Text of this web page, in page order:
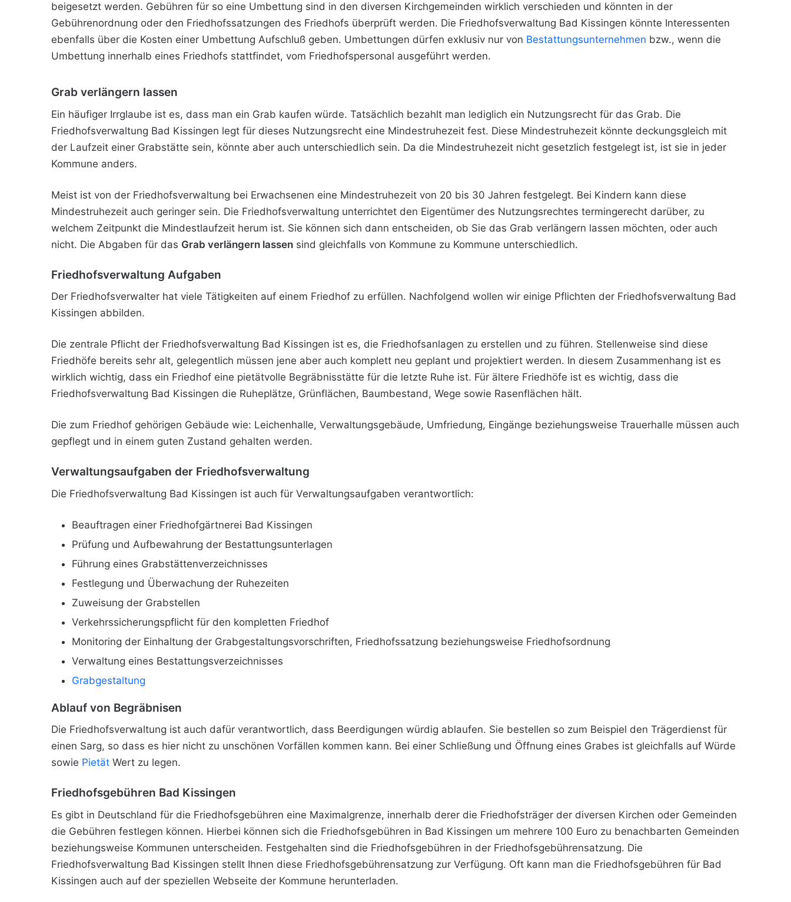
beigesetzt werden. Gebühren für so eine Umbettung sind in den diversen Kirchgemeinden wirklich verschieden und könnten in der
Gebührenordnung oder den Friedhofssatzungen des Friedhofs überprüft werden. Die Friedhofsverwaltung Bad Kissingen könnte Interessenten
ebenfalls über die Kosten einer Umbettung Aufschluß geben. Umbettungen dürfen exklusiv nur von Bestattungsunternehmen bzw., wenn die
Umbettung innerhalb eines Friedhofs stattfindet, vom Friedhofspersonal ausgeführt werden.
Grab verlängern lassen
Ein häufiger Irrglaube ist es, dass man ein Grab kaufen würde. Tatsächlich bezahlt man lediglich ein Nutzungsrecht für das Grab. Die
Friedhofsverwaltung Bad Kissingen legt für dieses Nutzungsrecht eine Mindestruhezeit fest. Diese Mindestruhezeit könnte deckungsgleich mit
der Laufzeit einer Grabstätte sein, könnte aber auch unterschiedlich sein. Da die Mindestruhezeit nicht gesetzlich festgelegt ist, ist sie in jeder
Kommune anders.
Meist ist von der Friedhofsverwaltung bei Erwachsenen eine Mindestruhezeit von 20 bis 30 Jahren festgelegt. Bei Kindern kann diese
Mindestruhezeit auch geringer sein. Die Friedhofsverwaltung unterrichtet den Eigentümer des Nutzungsrechtes termingerecht darüber, zu
welchem Zeitpunkt die Mindestlaufzeit herum ist. Sie können sich dann entscheiden, ob Sie das Grab verlängern lassen möchten, oder auch
nicht. Die Abgaben für das Grab verlängern lassen sind gleichfalls von Kommune zu Kommune unterschiedlich.
Friedhofsverwaltung Aufgaben
Der Friedhofsverwalter hat viele Tätigkeiten auf einem Friedhof zu erfüllen. Nachfolgend wollen wir einige Pflichten der Friedhofsverwaltung Bad
Kissingen abbilden.
Die zentrale Pflicht der Friedhofsverwaltung Bad Kissingen ist es, die Friedhofsanlagen zu erstellen und zu führen. Stellenweise sind diese
Friedhöfe bereits sehr alt, gelegentlich müssen jene aber auch komplett neu geplant und projektiert werden. In diesem Zusammenhang ist es
wirklich wichtig, dass ein Friedhof eine pietätvolle Begräbnisstätte für die letzte Ruhe ist. Für ältere Friedhöfe ist es wichtig, dass die
Friedhofsverwaltung Bad Kissingen die Ruheplätze, Grünflächen, Baumbestand, Wege sowie Rasenflächen hält.
Die zum Friedhof gehörigen Gebäude wie: Leichenhalle, Verwaltungsgebäude, Umfriedung, Eingänge beziehungsweise Trauerhalle müssen auch
gepflegt und in einem guten Zustand gehalten werden.
Verwaltungsaufgaben der Friedhofsverwaltung
Die Friedhofsverwaltung Bad Kissingen ist auch für Verwaltungsaufgaben verantwortlich:
Beauftragen einer Friedhofgärtnerei Bad Kissingen
Prüfung und Aufbewahrung der Bestattungsunterlagen
Führung eines Grabstättenverzeichnisses
Festlegung und Überwachung der Ruhezeiten
Zuweisung der Grabstellen
Verkehrssicherungspflicht für den kompletten Friedhof
Monitoring der Einhaltung der Grabgestaltungsvorschriften, Friedhofssatzung beziehungsweise Friedhofsordnung
Verwaltung eines Bestattungsverzeichnisses
Grabgestaltung
Ablauf von Begräbnisen
Die Friedhofsverwaltung ist auch dafür verantwortlich, dass Beerdigungen würdig ablaufen. Sie bestellen so zum Beispiel den Trägerdienst für
einen Sarg, so dass es hier nicht zu unschönen Vorfällen kommen kann. Bei einer Schließung und Öffnung eines Grabes ist gleichfalls auf Würde
sowie Pietät Wert zu legen.
Friedhofsgebühren Bad Kissingen
Es gibt in Deutschland für die Friedhofsgebühren eine Maximalgrenze, innerhalb derer die Friedhofsträger der diversen Kirchen oder Gemeinden
die Gebühren festlegen können. Hierbei können sich die Friedhofsgebühren in Bad Kissingen um mehrere 100 Euro zu benachbarten Gemeinden
beziehungsweise Kommunen unterscheiden. Festgehalten sind die Friedhofsgebühren in der Friedhofsgebührensatzung. Die
Friedhofsverwaltung Bad Kissingen stellt Ihnen diese Friedhofsgebührensatzung zur Verfügung. Oft kann man die Friedhofsgebühren für Bad
Kissingen auch auf der speziellen Webseite der Kommune herunterladen.